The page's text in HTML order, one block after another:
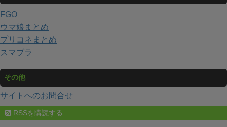
FGO
ウマ娘まとめ
プリコネまとめ
スマブラ
その他
サイトへのお問合せ
RSSを購読する